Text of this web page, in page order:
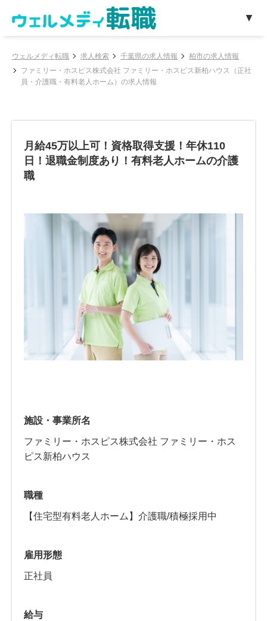
ウェルメディ転職 求人検索 千葉県の求人情報
柏市の求人情報
ファミリー・ホスピス株式会社 ファミリー・ホスピス新柏ハウス（正社
員・介護職・有料老人ホーム）の求人情報
月給45万以上可！資格取得支援！年休110
日！退職金制度あり！有料老人ホームの介護
職
施設・事業所名
ファミリー・ホスピス株式会社 ファミリー・ホス
ピス新柏ハウス
職種
【住宅型有料老人ホーム】介護職/積極採用中
雇用形態
正社員
給与